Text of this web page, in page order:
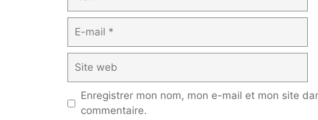
mail
web
Enregistrer mon nom, mon e-mail et mon site
commentaire.